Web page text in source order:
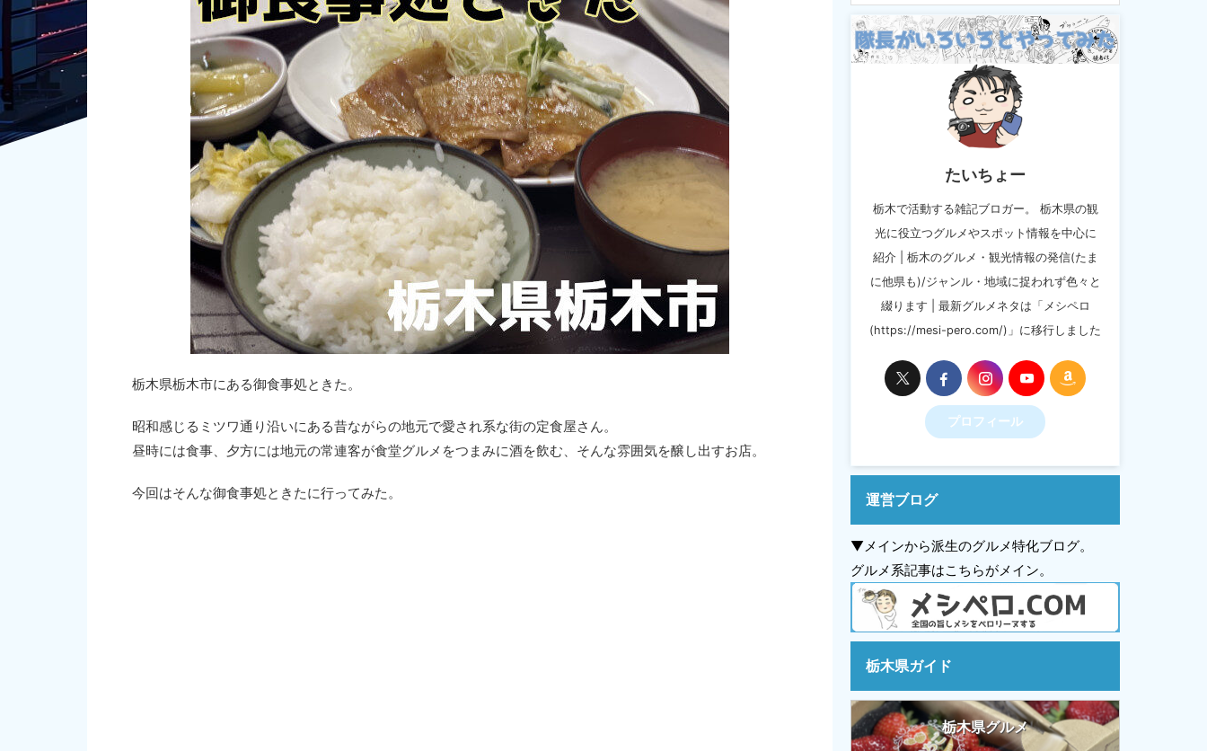
栃木県栃木市にある御食事処ときた。
昭和感じるミツワ通り沿いにある昔ながらの地元で愛され系な街の定食屋さん。
昼時には食事、夕方には地元の常連客が食堂グルメをつまみに酒を飲む、そんな雰囲気を醸し出すお店。
今回はそんな御食事処ときたに行ってみた。
たいちょー
栃木で活動する雑記ブロガー。 栃木県の観
光に役立つグルメやスポット情報を中心に
紹介 | 栃木のグルメ・観光情報の発信(たま
に他県も)/ジャンル・地域に捉われず色々と
綴ります | 最新グルメネタは「メシペロ
(https://mesi-pero.com/)」に移行しました
プロフィール
運営ブログ
▼メインから派生のグルメ特化ブログ。
グルメ系記事はこちらがメイン。
栃木県ガイド
栃木県グルメ